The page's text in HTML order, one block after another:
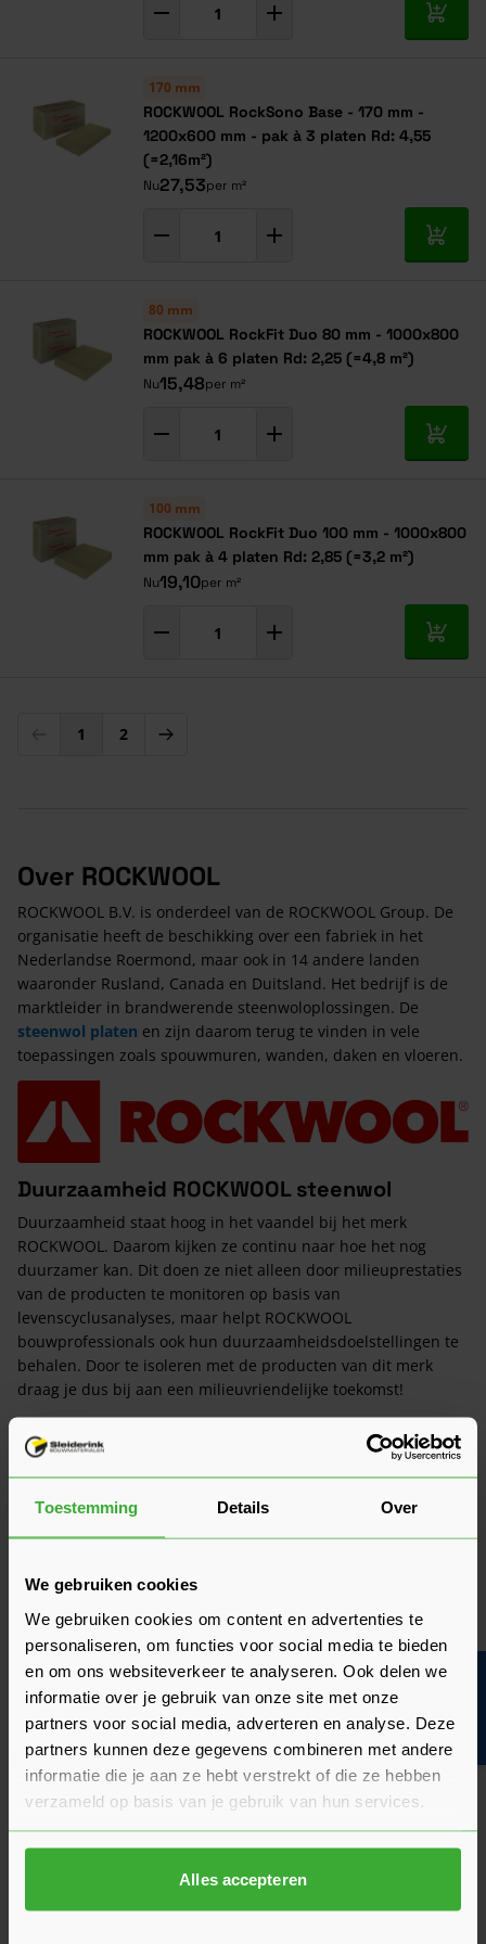
Toestemming Details Over
We gebruiken cookies
We gebruiken cookies om content en advertenties te
personaliseren, om functies voor social media te bieden
en om ons websiteverkeer te analyseren. Ook delen we
informatie over je gebruik van onze site met onze
partners voor social media, adverteren en analyse. Deze
partners kunnen deze gegevens combineren met andere
informatie die je aan ze hebt verstrekt of die ze hebben
verzameld op basis van je gebruik van hun services.
Alles accepteren
In
170 mm
ROCKWOOL RockSono Base - 170 mm -
1200x600 mm - pak à 3 platen Rd: 4,55
(=2,16m²)
Nu27,53per m²
In
80 mm
ROCKWOOL RockFit Duo 80 mm - 1000x800
mm pak à 6 platen Rd: 2,25 (=4,8 m²)
Nu15,48per m²
In
100 mm
ROCKWOOL RockFit Duo 100 mm - 1000x800
mm pak à 4 platen Rd: 2,85 (=3,2 m²)
Nu19,10per m²
In
U lees momenteel pagina
1 Pagina
2
Over ROCKWOOL
ROCKWOOL B.V. is onderdeel van de ROCKWOOL Group. De
organisatie heeft de beschikking over een fabriek in het
Nederlandse Roermond, maar ook in 14 andere landen
waaronder Rusland, Canada en Duitsland. Het bedrijf is de
marktleider in brandwerende steenwoloplossingen. De
steenwol platen en zijn daarom terug te vinden in vele
toepassingen zoals spouwmuren, wanden, daken en vloeren.
Duurzaamheid ROCKWOOL steenwol
Duurzaamheid staat hoog in het vaandel bij het merk
ROCKWOOL. Daarom kijken ze continu naar hoe het nog
duurzamer kan. Dit doen ze niet alleen door milieuprestaties
van de producten te monitoren op basis van
levenscyclusanalyses, maar helpt ROCKWOOL
bouwprofessionals ook hun duurzaamheidsdoelstellingen te
behalen. Door te isoleren met de producten van dit merk
draag je dus bij aan een milieuvriendelijke toekomst!
De kracht van ROCKWOOL
Alle steenwoloplossingen draaien om het benutten van de
natuurlijke kracht van steen. Deze natuurlijke grondstof is de
aanpakken. De kracht van ROCKWOOL steenwol kan worden
weergegeven aan de hand van 7 kenmerken.
Thermisch comfort
Met Thermisch comfort wordt een optimaal binnenklimaat
bedoeld. Doordat producten van ROCKWOOL niet krimpen of
uitzetten, kunnen er geen naden en kieren tussen
isolatieplaten ontstaan. Hierdoor worden koudebruggen
voorkomen en wordt er een constante isolatiewaarde
geleverd. Je hebt daardoor het hele jaar een comfortabel
binnenklimaat.
Geluidsisolatie
De open en poreuze structuur van ROCKWOOL steenwol
absorbeert geluid en verminderd geluidstrillingen. Het
toepassen van dit materiaal op verschillende plekken zorgt